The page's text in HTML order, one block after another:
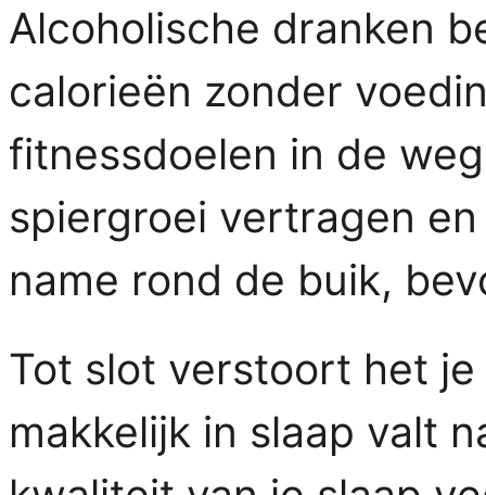
Alcoholische dranken
calorieën zonder
fitnessdoelen in de
spiergroei vertragen
name rond de buik,
Tot slot verstoort het
makkelijk in slaap valt